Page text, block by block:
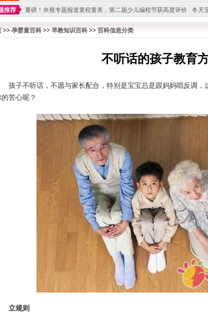
推荐
重磅！央视专题报道童程童美，第二届少儿编程节获高度评价 冬天
再单纯地销售产品,而要向增强服务转型,毕竟母婴产品比较特殊。”
妇幼广场
>> 孕婴童百科>> 早教知识百科>> 百科信息分类
不听话的孩子教育
孩子不听话，不愿与家长配合，特别是宝宝总是跟妈妈唱反调，
的苦心呢？
立规则